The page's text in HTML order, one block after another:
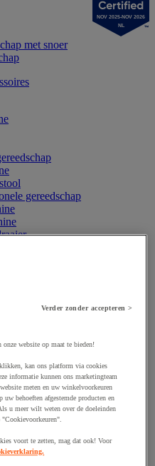
met snoer
gereedschap
kapelhaspel
NOV 2025-NOV 2026
NL
Verder zonder accepteren >
website op maat te bieden!
kan ons platform via cookies
informatie kunnen ons marketingteam
meten en uw winkelvoorkeuren
behoeften afgestemde producten en
u meer wilt weten over de doeleinden
voort te zetten, mag dat ook! Voor